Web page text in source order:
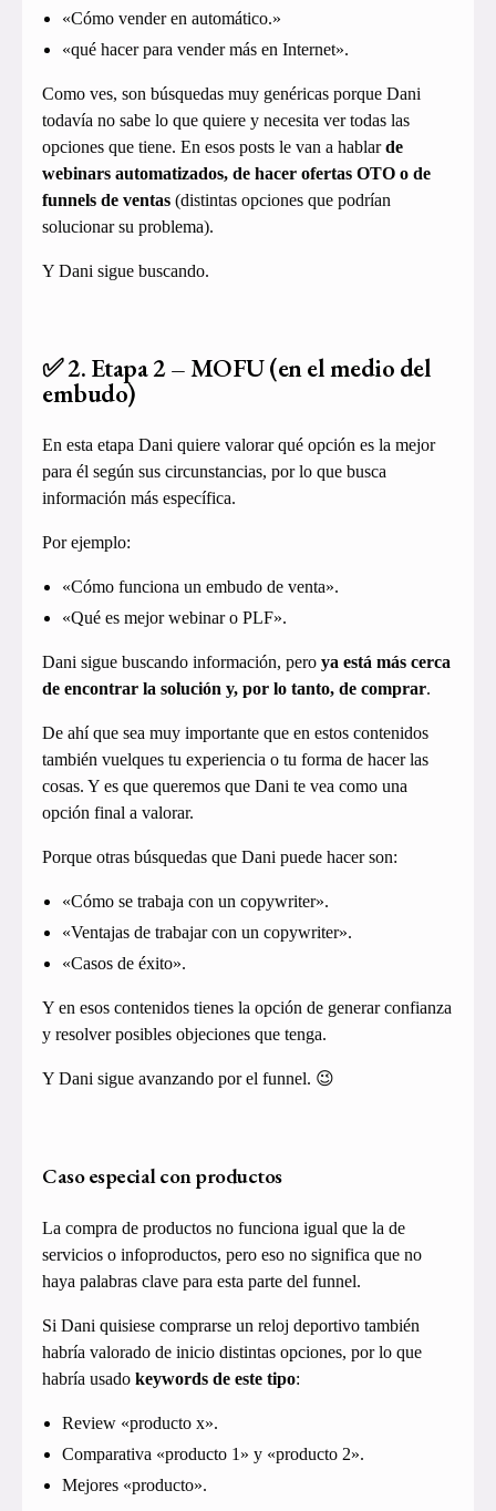
«Cómo vender en automático.»
«qué hacer para vender más en Internet».
Como ves, son búsquedas muy genéricas porque Dani
todavía no sabe lo que quiere y necesita ver todas las
opciones que tiene. En esos posts le van a hablarde
webinars automatizados, de hacer ofertas OTO o de
funnels de ventas (distintas opciones que podrían
solucionar su problema).
Y Dani sigue buscando.
✅ 2. Etapa 2 – MOFU (en el medio del
embudo)
En esta etapa Dani quiere valorar qué opción es la mejor
para él según sus circunstancias, por lo que busca
información más específica.
Por ejemplo:
«Cómo funciona un embudo de venta».
«Qué es mejor webinar o PLF».
Dani sigue buscando información, pero ya está más cerca
de encontrar la solución y, por lo tanto, de comprar.
De ahí que sea muy importante que en estos contenidos
también vuelques tu experiencia o tu forma de hacer las
cosas. Y es que queremos que Dani te vea como una
opción final a valorar.
Porque otras búsquedas que Dani puede hacer son:
«Cómo se trabaja con un copywriter».
«Ventajas de trabajar con un copywriter».
«Casos de éxito».
Y en esos contenidos tienes la opción de generar confianza
y resolver posibles objeciones que tenga.
Y Dani sigue avanzando por el funnel. 😉
Caso especial con productos
La compra de productos no funciona igual que la de
servicios o infoproductos, pero eso no significa que no
haya palabras clave para esta parte del funnel.
Si Dani quisiese comprarse un reloj deportivo también
habría valorado de inicio distintas opciones, por lo que
habría usado keywords de este tipo:
Review «producto x».
Comparativa «producto 1» y «producto 2».
Mejores «producto».